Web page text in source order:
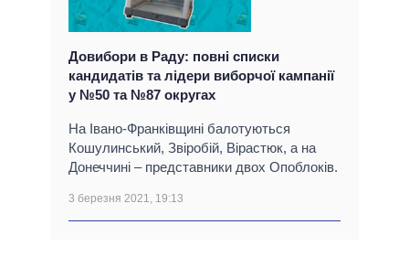
Довибори в Раду: повні списки
кандидатів та лідери виборчої кампанії
у №50 та №87 округах
На Івано-Франківщині балотуються
Кошулинський, Звіробій, Вірастюк, а на
Донеччині – представники двох Опоблоків.
3 березня 2021, 19:13